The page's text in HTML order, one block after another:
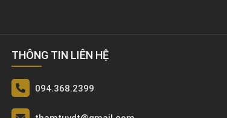
THÔNG TIN LIÊN HỆ
094.368.2399